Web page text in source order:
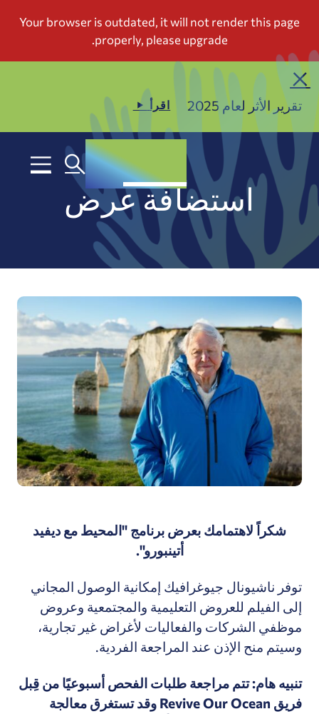
تقرير الأثر لعام 2025 اقرأ
استضافة عرض
شكراً لاهتمامك بعرض برنامج "المحيط مع ديفيد
أتينبورو".
توفر ناشيونال جيوغرافيك إمكانية الوصول المجاني
إلى الفيلم للعروض التعليمية والمجتمعية وعروض
موظفي الشركات والفعاليات لأغراض غير تجارية،
وسيتم منح الإذن عند المراجعة الفردية.
تنبيه هام: تتم مراجعة طلبات الفحص أسبوعيًا من قِبل
فريق Revive Our Ocean وقد تستغرق معالجة